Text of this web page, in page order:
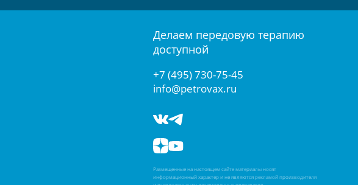
Делаем передовую терапию
доступной
+7 (495) 730-75-45
info@petrovax.ru
Размещенные на настоящем сайте материалы носят
информационный характер и не являются рекламой производителя